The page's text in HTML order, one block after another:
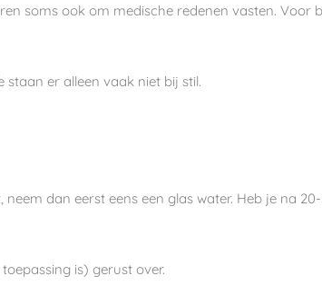
soms ook om medische redenen vasten. Voor
staan er alleen vaak niet bij stil.
dan eerst eens een glas water. Heb je na
is) gerust over.